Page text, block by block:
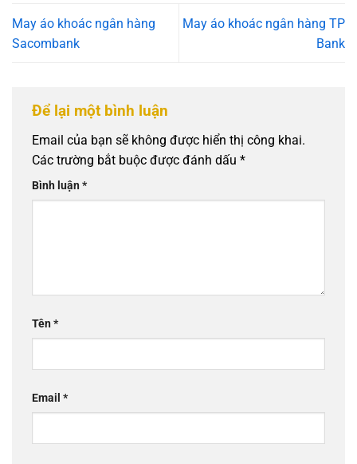
May áo khoác ngân hàng
Sacombank
May áo khoác ngân hàng TP
Bank
Để lại một bình luận
Email của bạn sẽ không được hiển thị công khai.
Các trường bắt buộc được đánh dấu *
Bình luận*
Tên*
Email *